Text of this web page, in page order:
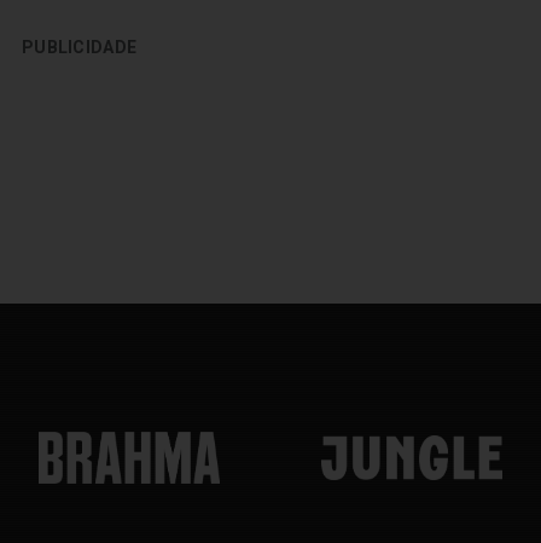
PUBLICIDADE